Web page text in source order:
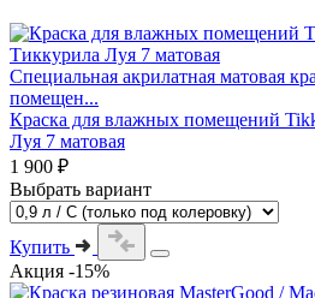
Специальная акрилатная матовая
помещен...
Краска для влажных помещений
Луя 7 матовая
1 900 ₽
Выбрать вариант
Купить
Акция -15%